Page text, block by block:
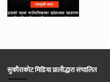
सुकौराकोट मिडिया प्रालीद्धारा संचालित